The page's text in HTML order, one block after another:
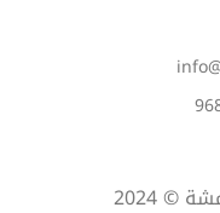
2024